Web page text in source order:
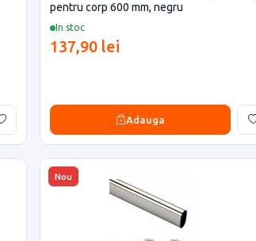
In stoc
pentru corp 600 mm, negru
137,90 lei
Adauga
Nou